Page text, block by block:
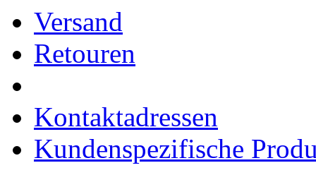
Versand
Retouren
Kontaktadressen
Kundenspezifische